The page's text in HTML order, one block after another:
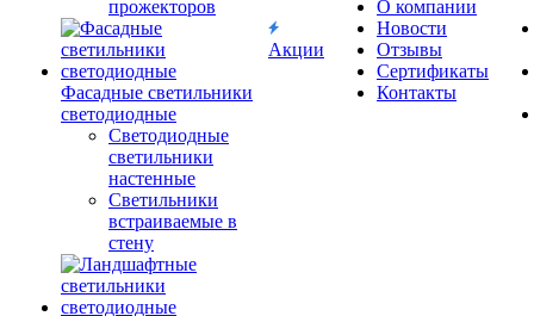
прожекторов
Фасадные светильники
светодиодные
Светодиодные
светильники
настенные
Светильники
встраиваемые в
стену
Акции
О компании
Новости
Отзывы
Сертификаты
Контакты